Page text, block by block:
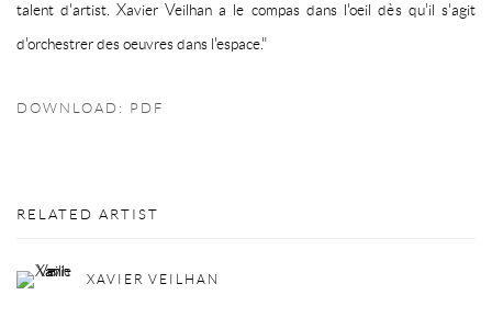
talent d'artist. Xavier Veilhan a le compas dans l'oeil dès qu'il s'agit
d'orchestrer des oeuvres dans l'espace."
DOWNLOAD: PDF
RELATED ARTIST
XAVIER VEILHAN